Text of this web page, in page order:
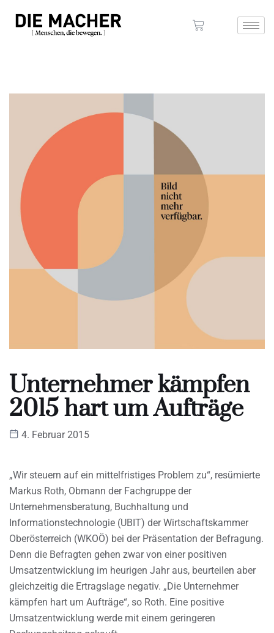
Unternehmer kämpfen
2015 hart um Aufträge
4. Februar 2015
„Wir steuern auf ein mittelfristiges Problem zu“, resümierte
Markus Roth, Obmann der Fachgruppe der
Unternehmensberatung, Buchhaltung und
Informationstechnologie (UBIT) der Wirtschaftskammer
Oberösterreich (WKOÖ) bei der Präsentation der Befragung.
Denn die Befragten gehen zwar von einer positiven
Umsatzentwicklung im heurigen Jahr aus, beurteilen aber
gleichzeitig die Ertragslage negativ. „Die Unternehmer
kämpfen hart um Aufträge“, so Roth. Eine positive
Umsatzentwicklung werde mit einem geringeren